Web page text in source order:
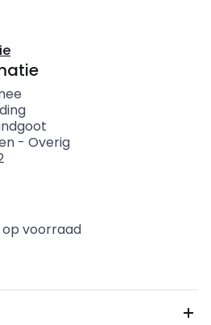
- Overig
voorraad